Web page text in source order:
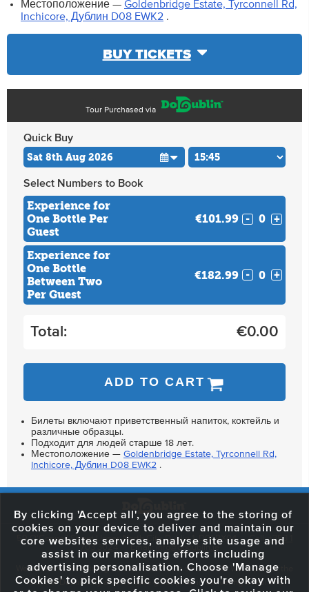
Местоположение — Goldenbridge Estate, Tyrconnell Rd,
Inchicore, Дублин D08 EWK2 .
BUY TICKETS
Tour Purchased via
Quick Buy
Select Numbers to Book
Experience for
One Bottle Per
Guest
€101.99 - +
Experience for
One Bottle
Between Two
Per Guest
€182.99 - +
Total: €0.00
ADD TO CART
Билеты включают приветственный напиток, коктейль и
различные образцы.
Подходит для людей старше 18 лет.
Местоположение — Goldenbridge Estate, Tyrconnell Rd,
Inchicore, Дублин D08 EWK2 .
59 O'Connell Street Upper, North City, Dublin 1, D01 RX04 Call:+353 1
703 3024
Email: info@dodublin.ie
We've been entertaining visitors to our town since 1988. We're part of the
fabric of Dublin City and we take great pride in delivering a real and
By clicking 'Accept all', you agree to the storing of
cookies on your device to deliver and maintain our
core websites services, analyse site usage and
assist in our marketing efforts including
advertising personalisation. Choose 'Manage
Cookies' to pick specific cookies you're okay with